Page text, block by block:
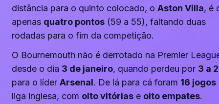
distância para o quinto colocado, o Aston Villa, é
apenas quatro pontos (59 a 55), faltando duas
rodadas para o fim da competição.
O Bournemouth não é derrotado na Premier
desde o dia 3 de janeiro, quando perdeu por 3 a 2
para o líder Arsenal. De lá para cá foram 16 jogos
liga inglesa, com oito vitórias e oito empates.